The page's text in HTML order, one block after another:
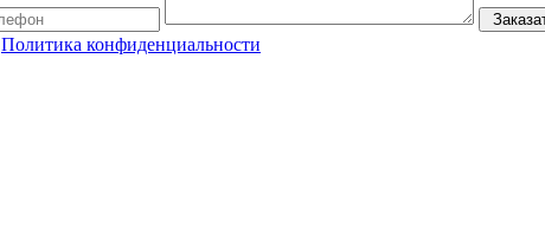
Политика конфиденциальности